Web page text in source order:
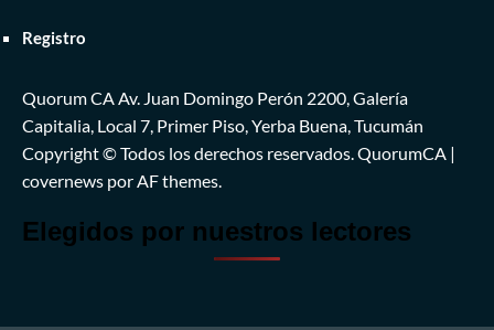
Registro
Quorum CA Av. Juan Domingo Perón 2200, Galería
Capitalia, Local 7, Primer Piso, Yerba Buena, Tucumán
Copyright © Todos los derechos reservados. QuorumCA |
covernews por AF themes.
Elegidos por nuestros lectores